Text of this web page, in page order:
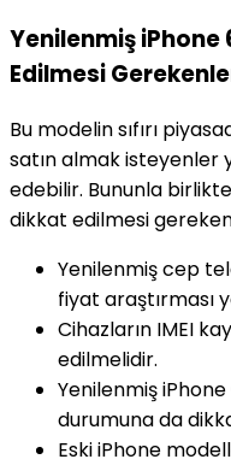
Yenilenmiş iPhone
Edilmesi
Bu modelin sıfırı
satın almak isteyenler
edebilir. Bununla
dikkat edilmesi
Yenilenmiş cep
fiyat araştırması
Cihazların IMEI
edilmelidir.
Yenilenmiş
durumuna da
Eski iPhone